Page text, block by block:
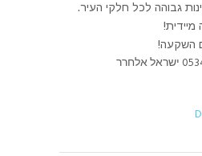
גבוהה לכל חלקי העיר.
מיידית!
השקעה!
מאיר אלחרר:0534314386 ישראל אלחרר